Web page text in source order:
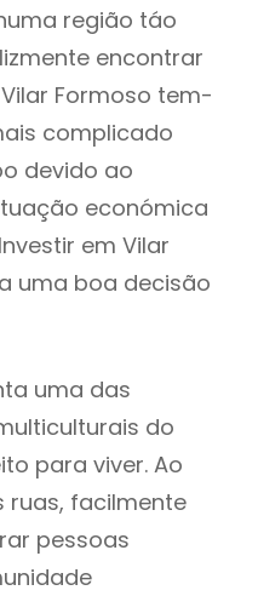
região táo
encontrar
Formoso tem-
complicado
devido ao
económica
em Vilar
uma boa decisão
uma das
do
para viver. Ao
ruas, facilmente
pessoas